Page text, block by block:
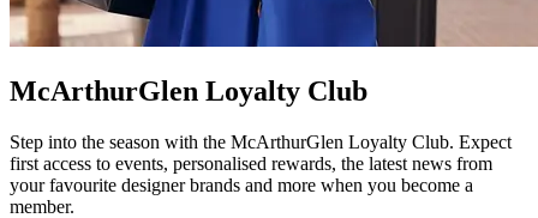
McArthurGlen Loyalty Club
Step into the season with the McArthurGlen Loyalty Club. Expect
first access to events, personalised rewards, the latest news from
your favourite designer brands and more when you become a
member.